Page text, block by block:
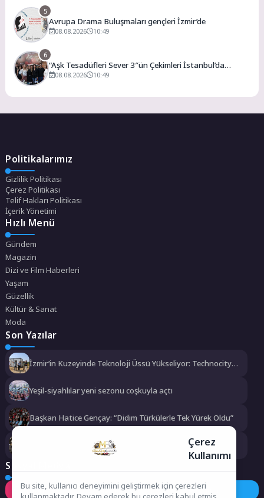
5
Avrupa Drama Buluşmaları gençleri İzmir’de
08.08.2026 10:49
6
“Aşk Tesadüfleri Sever 3″ün Çekimleri İstanbul’da
Tamamlandı!
08.08.2026 10:49
Politikalarımız
Gizlilik Politikası
Çerez Politikası
Telif Hakları Politikası
İçerik Yönetimi
Hızlı Menü
Gündem
Magazin
Dizi ve Film Haberleri
Yaşam
Güzellik
Kültür & Sanat
Moda
Son Yazılar
İzmir’in Kuzeyinde Teknoloji Üssü Yükseliyor: Technocity
Yeşil-siyahlılar yeni sezonu coşkuyla açtı
Başkan Hatice Gençay: “Didim Türkülerle Tek Yürek Oldu”
Mudanya’da Tarihin Kalbi Yeniden Atacak
Sosyal Medya
Instagram Facebook Twitter
Çerez
Kullanımı
Bu site, kullanıcı deneyimini geliştirmek için çerezleri